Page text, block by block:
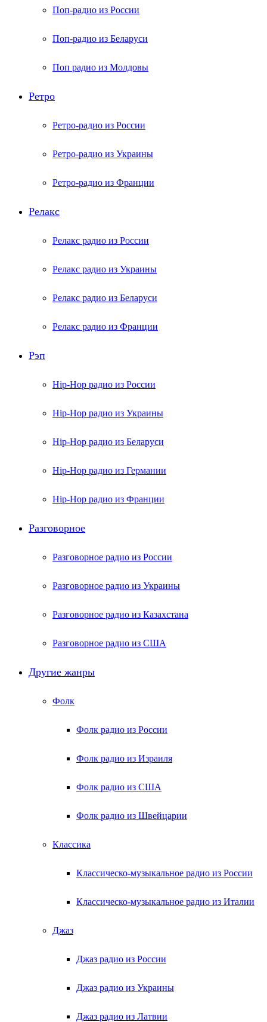
Поп-радио из России
Поп-радио из Беларуси
Поп радио из Молдовы
Ретро
Ретро-радио из России
Ретро-радио из Украины
Ретро-радио из Франции
Релакс
Релакс радио из России
Релакс радио из Украины
Релакс радио из Беларуси
Релакс радио из Франции
Рэп
Hip-Hop радио из России
Hip-Hop радио из Украины
Hip-Hop радио из Беларуси
Hip-Hop радио из Германии
Hip-Hop радио из Франции
Разговорное
Разговорное радио из России
Разговорное радио из Украины
Разговорное радио из Казахстана
Разговорное радио из США
Другие жанры
Фолк
Фолк радио из России
Фолк радио из Израиля
Фолк радио из США
Фолк радио из Швейцарии
Классика
Классическо-музыкальное радио из России
Классическо-музыкальное радио из Италии
Джаз
Джаз радио из России
Джаз радио из Украины
Джаз радио из Латвии